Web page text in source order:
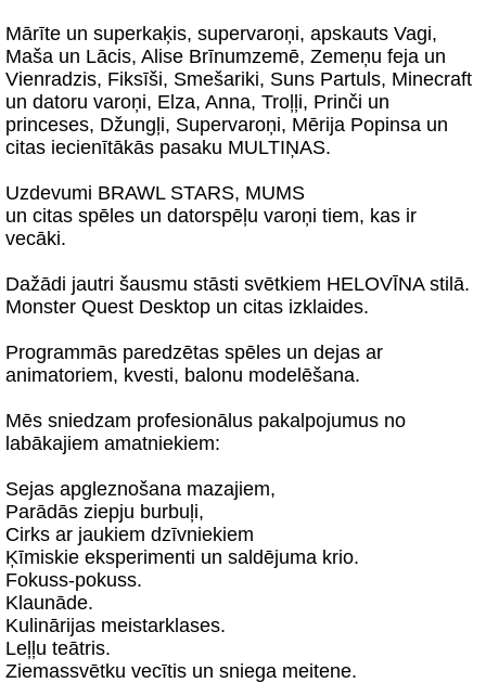
Mārīte un superkaķis, supervaroņi, apskauts Vagi,
Maša un Lācis, Alise Brīnumzemē, Zemeņu feja un
Vienradzis, Fiksīši, Smešariki, Suns Partuls, Minecraft
un datoru varoņi, Elza, Anna, Troļļi, Prinči un
princeses, Džungļi, Supervaroņi, Mērija Popinsa un
citas iecienītākās pasaku MULTIŅAS.
Uzdevumi BRAWL STARS, MUMS
un citas spēles un datorspēļu varoņi tiem, kas ir
vecāki.
Dažādi jautri šausmu stāsti svētkiem HELOVĪNA stilā.
Monster Quest Desktop un citas izklaides.
Programmās paredzētas spēles un dejas ar
animatoriem, kvesti, balonu modelēšana.
Mēs sniedzam profesionālus pakalpojumus no
labākajiem amatniekiem:
Sejas apgleznošana mazajiem,
Parādās ziepju burbuļi,
Cirks ar jaukiem dzīvniekiem
Ķīmiskie eksperimenti un saldējuma krio.
Fokuss-pokuss.
Klaunāde.
Kulinārijas meistarklases.
Leļļu teātris.
Ziemassvētku vecītis un sniega meitene.